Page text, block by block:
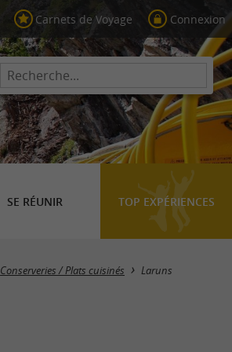
Carnets de Voyage Connexion
SE RÉUNIR TOP EXPÉRIENCES
Masquer la carte
Conserveries / Plats cuisinés Laruns